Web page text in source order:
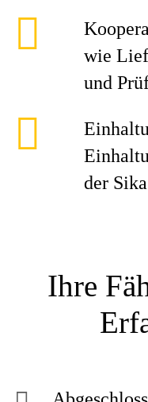
wie
und
der Sika
Ihre